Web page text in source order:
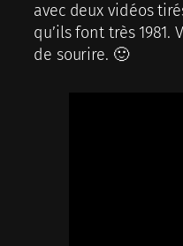
avec deux vidéos
qu’ils font très 1981.
de sourire. 🙂